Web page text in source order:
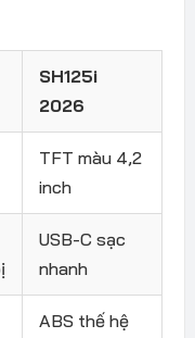
SH125i
2026
TFT màu 4,2
inch
USB-C sạc
nhanh
ABS thế hệ